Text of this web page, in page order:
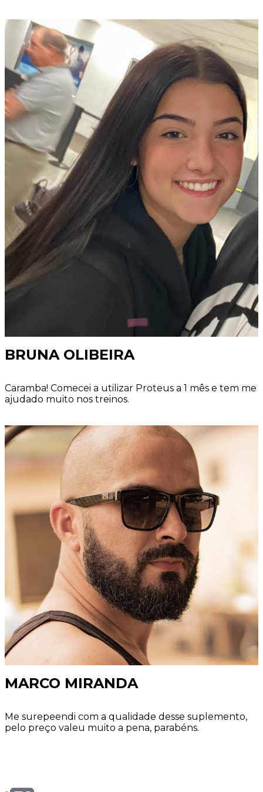
BRUNA OLIBEIRA
Caramba! Comecei a utilizar Proteus a 1 mês e tem me
ajudado muito nos treinos.
MARCO MIRANDA
Me surepeendi com a qualidade desse suplemento,
pelo preço valeu muito a pena, parabéns.